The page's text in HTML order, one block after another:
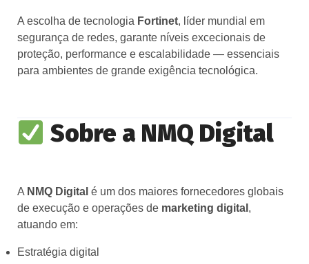
A escolha de tecnologia Fortinet, líder mundial em
segurança de redes, garante níveis excecionais de
proteção, performance e escalabilidade — essenciais
para ambientes de grande exigência tecnológica.
Sobre a NMQ Digital
A NMQ Digital é um dos maiores fornecedores globais
de execução e operações de marketing digital ,
atuando em:
Estratégia digital